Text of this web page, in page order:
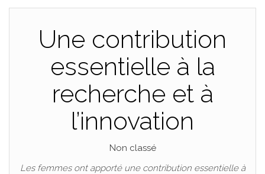
Une contribution
essentielle à la
recherche et à
l’innovation
Non classé
Les femmes ont apporté une contribution essentielle à